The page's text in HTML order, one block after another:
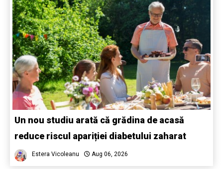
Un nou studiu arată că grădina de acasă
reduce riscul apariției diabetului zaharat
Estera Vicoleanu Aug 06, 2026